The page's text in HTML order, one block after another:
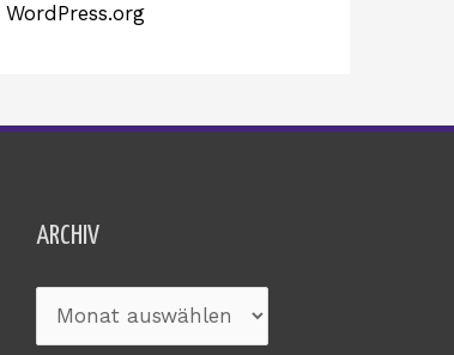
WordPress.org
ARCHIV
Archiv